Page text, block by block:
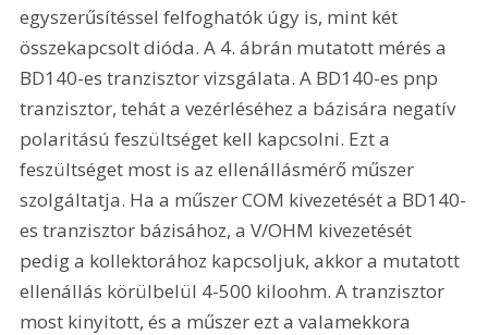
egyszerűsítéssel felfoghatók úgy is, mint két
összekapcsolt dióda. A 4. ábrán mutatott mérés a
BD140-es tranzisztor vizsgálata. A BD140-es pnp
tranzisztor, tehát a vezérléséhez a bázisára negatív
polaritású feszültséget kell kapcsolni. Ezt a
feszültséget most is az ellenállásmérő műszer
szolgáltatja. Ha a műszer COM kivezetését a BD140-
es tranzisztor bázisához, a V/OHM kivezetését
pedig a kollektorához kapcsoljuk, akkor a mutatott
ellenállás körülbelül 4-500 kiloohm. A tranzisztor
most kinyitott, és a műszer ezt a valamekkora